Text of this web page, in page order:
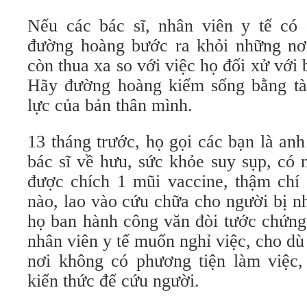
Nếu các bác sĩ, nhân viên y tế
đường hoàng bước ra khỏi những
còn thua xa so với việc họ đối xử với
Hãy đường hoàng kiếm sống bằng
lực của bản thân mình.
13 tháng trước, họ gọi các bạn là
bác sĩ về hưu, sức khỏe suy sụp,
được chích 1 mũi vaccine, thậm
nào, lao vào cứu chữa cho người bị
họ ban hành công văn đòi tước
nhân viên y tế muốn nghỉ việc, cho
nơi không có phương tiện làm
kiến thức để cứu người.